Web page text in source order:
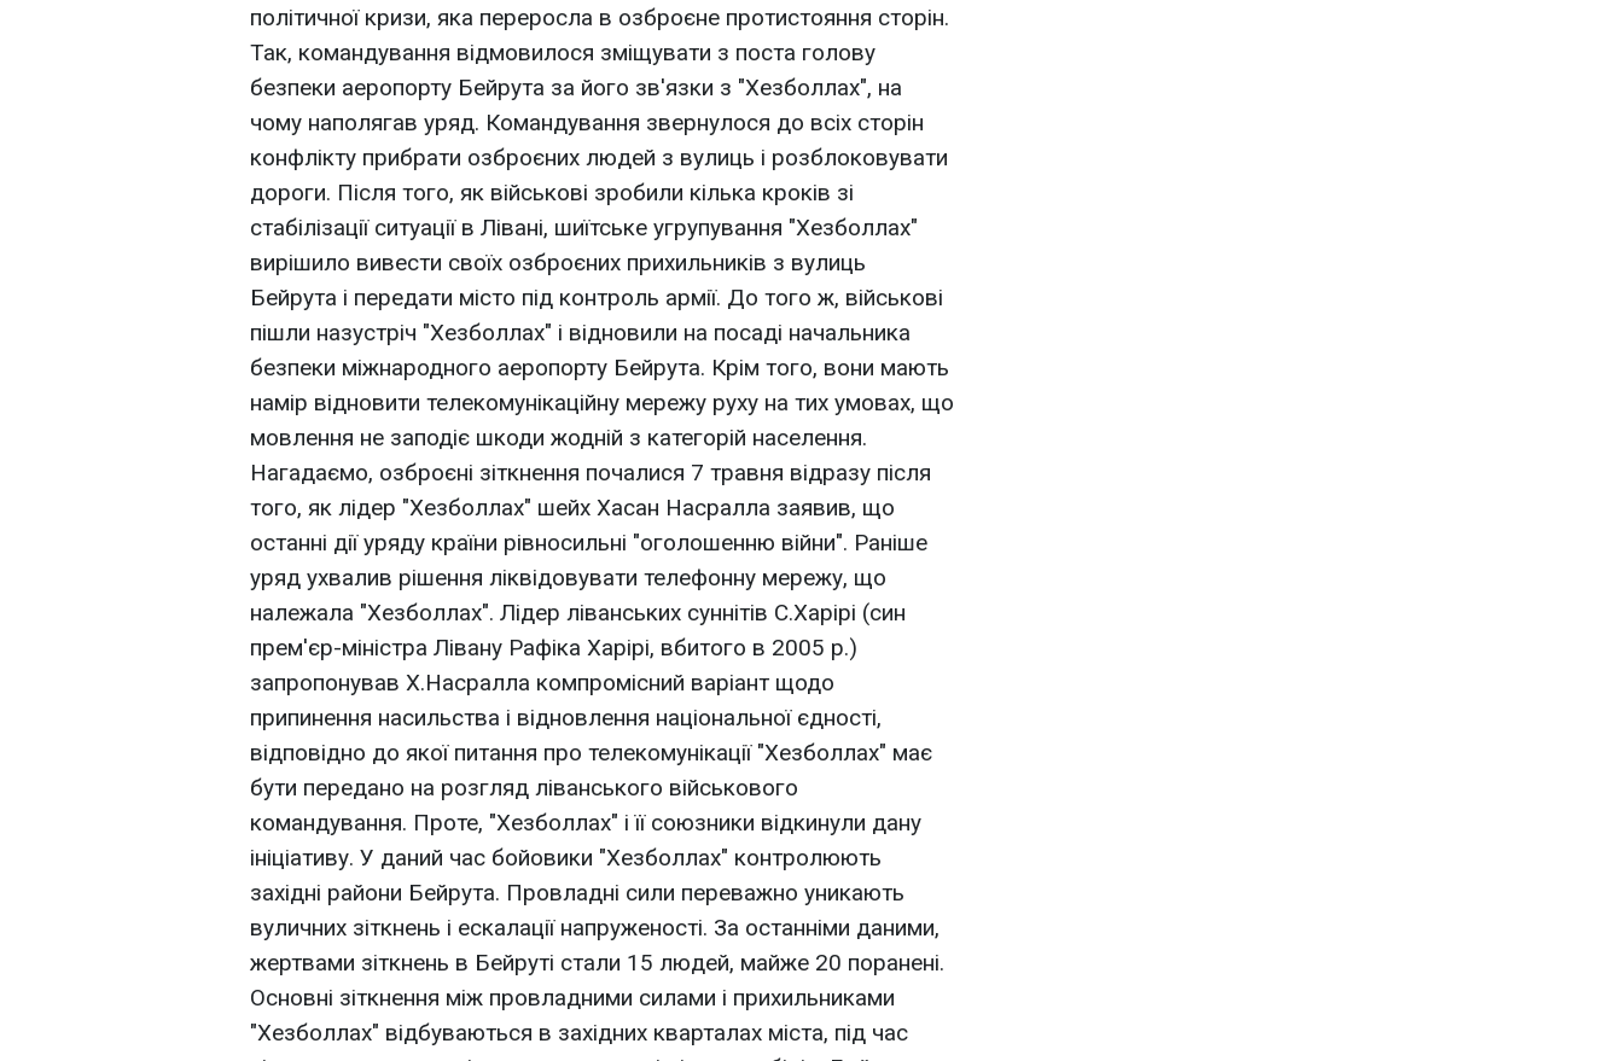
політичної кризи, яка переросла в озброєне протистояння сторін.
Так, командування відмовилося зміщувати з поста голову
безпеки аеропорту Бейрута за його зв'язки з "Хезболлах", на
чому наполягав уряд. Командування звернулося до всіх сторін
конфлікту прибрати озброєних людей з вулиць і розблоковувати
дороги. Після того, як військові зробили кілька кроків зі
стабілізації ситуації в Лівані, шиїтське угрупування "Хезболлах"
вирішило вивести своїх озброєних прихильників з вулиць
Бейрута і передати місто під контроль армії. До того ж, військові
пішли назустріч "Хезболлах" і відновили на посаді начальника
безпеки міжнародного аеропорту Бейрута. Крім того, вони мають
намір відновити телекомунікаційну мережу руху на тих умовах, що
мовлення не заподіє шкоди жодній з категорій населення.
Нагадаємо, озброєні зіткнення почалися 7 травня відразу після
того, як лідер "Хезболлах" шейх Хасан Насралла заявив, що
останні дії уряду країни рівносильні "оголошенню війни". Раніше
уряд ухвалив рішення ліквідовувати телефонну мережу, що
належала "Хезболлах". Лідер ліванських суннітів С.Харірі (син
прем'єр-міністра Лівану Рафіка Харірі, вбитого в 2005 р.)
запропонував Х.Насралла компромісний варіант щодо
припинення насильства і відновлення національної єдності,
відповідно до якої питання про телекомунікації "Хезболлах" має
бути передано на розгляд ліванського військового
командування. Проте, "Хезболлах" і її союзники відкинули дану
ініціативу. У даний час бойовики "Хезболлах" контролюють
західні райони Бейрута. Провладні сили переважно уникають
вуличних зіткнень і ескалації напруженості. За останніми даними,
жертвами зіткнень в Бейруті стали 15 людей, майже 20 поранені.
Основні зіткнення між провладними силами і прихильниками
"Хезболлах" відбуваються в західних кварталах міста, під час